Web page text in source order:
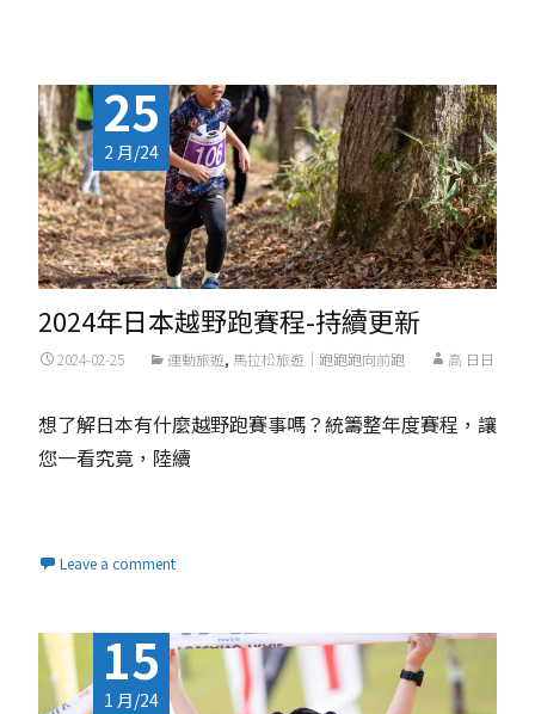
25
2 月/24
2024年日本越野跑賽程-持續更新
2024-02-25 運動旅遊, 馬拉松旅遊｜跑跑跑向前跑 高 日日
想了解日本有什麼越野跑賽事嗎？統籌整年度賽程，讓
您一看究竟，陸續
Leave a comment
15
1 月/24